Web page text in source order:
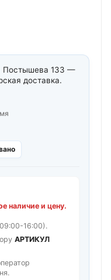
Постышева 133 —
доставка.
наличие и цену.
16:00).
АРТИКУЛ